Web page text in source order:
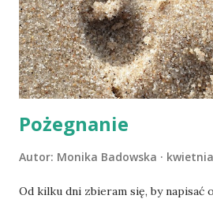
Pożegnanie
Autor: Monika Badowska
Od kilku dni zbieram się, by napisać